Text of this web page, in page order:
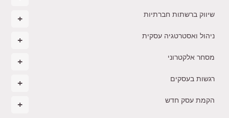
שיווק ברשתות חברתיות
ניהול ואסטרטגיה עסקית
מסחר אלקטרוני
רגשות בעסקים
הקמת עסק חדש